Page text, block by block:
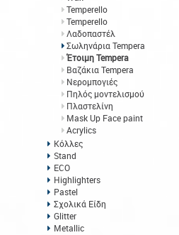
Temperello
Temperello
Λαδοπαστέλ
Σωληνάρια Tempera
Έτοιμη Tempera
Βαζάκια Tempera
Νερομπογιές
Πηλός μοντελισμού
Πλαστελίνη
Mask Up Face paint
Acrylics
Κόλλες
Stand
ECO
Highlighters
Pastel
Σχολικά Είδη
Glitter
Metallic